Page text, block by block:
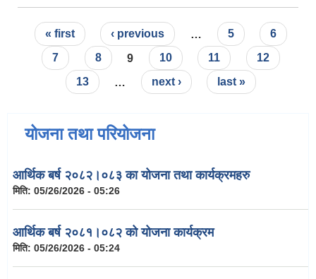
Pages
« first ‹ previous 5
6
7
8 9 10 11
12
13
next › last »
योजना तथा परियोजना
आर्थिक बर्ष २०८२।०८३ का योजना तथा कार्यक्रमहरु
मिति: 05/26/2026 - 05:26
आर्थिक बर्ष २०८१।०८२ को योजना कार्यक्रम
मिति: 05/26/2026 - 05:24